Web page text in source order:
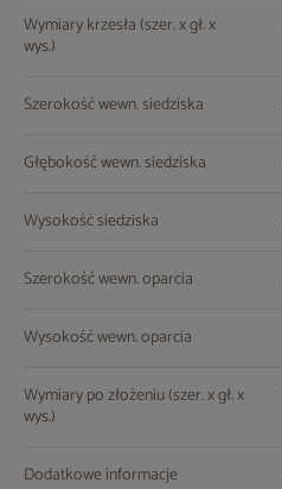
Wymiary krzesła (szer. x gł. x
wys.)
Szerokość wewn. siedziska
Głębokość wewn. siedziska
Wysokość siedziska
Szerokość wewn. oparcia
Wysokość wewn. oparcia
Wymiary po złożeniu (szer. x gł. x
wys.)
Dodatkowe informacje